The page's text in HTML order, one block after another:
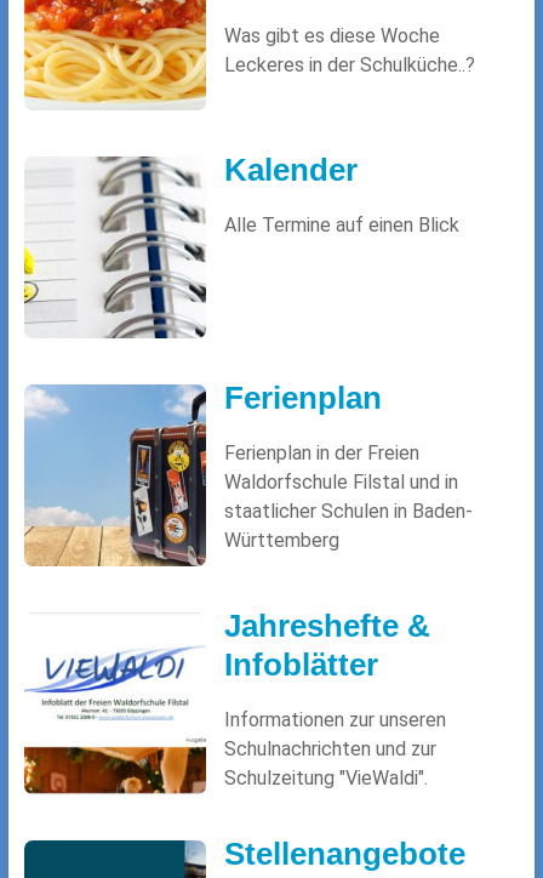
Was gibt es diese Woche
Leckeres in der Schulküche..?
Kalender
Alle Termine auf einen Blick
Ferienplan
Ferienplan in der Freien
Waldorfschule Filstal und in
staatlicher Schulen in Baden-
Württemberg
Jahreshefte &
Infoblätter
Informationen zur unseren
Schulnachrichten und zur
Schulzeitung "VieWaldi".
Stellenangebote